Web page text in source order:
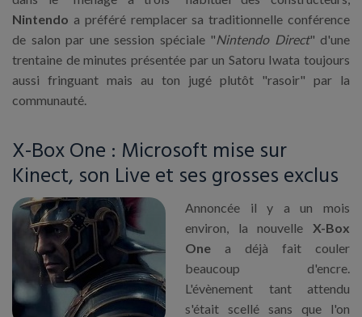
Nintendo a préféré remplacer sa traditionnelle conférence
de salon par une session spéciale "Nintendo Direct" d'une
trentaine de minutes présentée par un Satoru Iwata toujours
aussi fringuant mais au ton jugé plutôt "rasoir" par la
communauté.
X-Box One : Microsoft mise sur
Kinect, son Live et ses grosses exclus
Annoncée il y a un mois
environ, la nouvelle X-Box
One a déjà fait couler
beaucoup d'encre.
L'évènement tant attendu
s'était scellé sans que l'on